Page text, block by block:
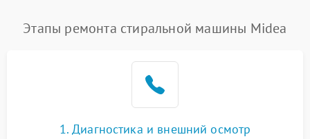
Этапы ремонта стиральной машины Midea
1. Диагностика и внешний осмотр